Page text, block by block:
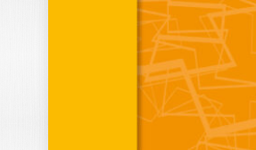
CLOTILDE CORON|LISE
ÈVE SAINT-GERMES|
SÉVERINE VENTOLINI
Ouvrage labellisé FNEGE
catégorie « Manuel de
supérieur » Ce manuel…